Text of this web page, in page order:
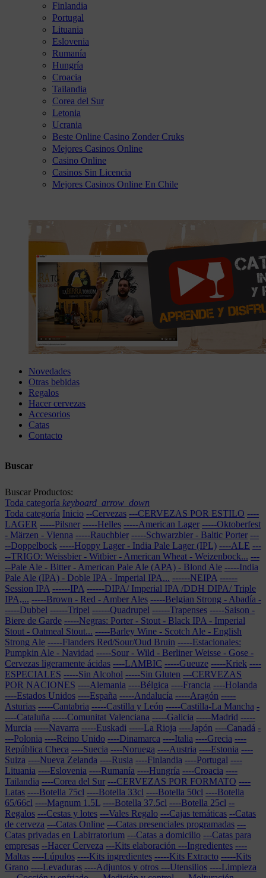
Finlandia
Portugal
Lituania
Eslovenia
Rumanía
Hungría
Croacia
Tailandia
Corea del Sur
Letonia
Ucrania
Beste Online Casino Zonder Cruks
Mejores Casinos Online
Casino Online
Casinos Sin Licencia
Mejores Casinos Online En Chile
Novedades
Otras bebidas
Regalos
Hacer cervezas
Accesorios
Catas
Contacto
Buscar
Buscar Productos:
Toda categoría keyboard_arrow_down
Toda categoría Inicio --Cervezas ---CERVEZAS POR ESTILO ----
LAGER -----Pilsner -----Helles -----American Lager -----Oktoberfest
- Märzen - Vienna -----Rauchbier -----Schwarzbier - Baltic Porter ---
--Doppelbock -----Hoppy Lager - India Pale Lager (IPL) ----ALE ---
--TRIGO: Weissbier - Witbier - American Wheat - Weizenbock... ---
--Pale Ale - Bitter - American Pale Ale (APA) - Blond Ale -----India
Pale Ale (IPA) - Doble IPA - Imperial IPA... ------NEIPA ------
Session IPA ------IPA ------DIPA/ Imperial IPA /DDH DIPA/ Triple
IPA,... -----Brown - Red - Amber Ales -----Belgian Strong - Abadía -
-----Dubbel ------Tripel ------Quadrupel ------Trapenses -----Saison -
Biere de Garde -----Negras: Porter - Stout - Black IPA - Imperial
Stout - Oatmeal Stout... -----Barley Wine - Scotch Ale - English
Strong Ale -----Flanders Red/Sour/Oud Bruin -----Estacionales:
Pumpkin Ale - Navidad -----Sour - Wild - Berliner Weisse - Gose -
Cervezas ligeramente ácidas ----LAMBIC -----Gueuze -----Kriek ----
ESPECIALES -----Sin Alcohol -----Sin Gluten ---CERVEZAS
POR NACIONES ----Alemania ----Bélgica ----Francia ----Holanda
----Estados Unidos ----España -----Andalucía -----Aragón -----
Asturias -----Cantabria -----Castilla y León -----Castilla-La Mancha -
----Cataluña -----Comunitat Valenciana -----Galicia -----Madrid -----
Murcia -----Navarra -----Euskadi -----La Rioja ----Japón ----Canadá -
---Polonia ----Reino Unido ----Dinamarca ----Italia ----Grecia ----
República Checa ----Suecia ----Noruega ----Austria ----Estonia ----
Suiza ----Nueva Zelanda ----Rusia ----Finlandia ----Portugal ----
Lituania ----Eslovenia ----Rumanía ----Hungría ----Croacia ----
Tailandia ----Corea del Sur ---CERVEZAS POR FORMATO ----
Latas ----Botella 75cl ----Botella 33cl ----Botella 50cl ----Botella
65/66cl ----Magnum 1.5L ----Botella 37.5cl ----Botella 25cl --
Regalos ---Cestas y lotes ---Vales Regalo ---Cajas temáticas --Catas
de cerveza ---Catas Online ---Catas presenciales programadas ---
Catas privadas en Labirratorium ---Catas a domicilio ---Catas para
empresas --Hacer Cerveza ---Kits elaboración ---Ingredientes ----
Maltas ----Lúpulos ----Kits ingredientes -----Kits Extracto -----Kits
Grano ----Levaduras ----Adjuntos y otros ---Utensilios ----Limpieza